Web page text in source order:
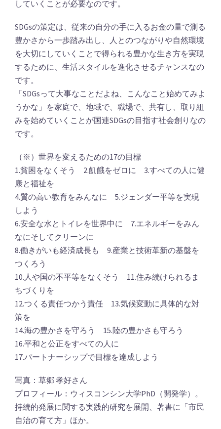
していくことが必要なのです。
SDGsの策定は、従来の自分の手に入るお金の量で測る
豊かさから一歩踏み出し、人とのつながりや自然環境
を大切にしていくことで得られる豊かな生き方を実現
するために、生活スタイルを進化させるチャンスなの
です。
「SDGsって大事なことだよね、こんなこと始めてみよ
うかな」を家庭で、地域で、職場で、共有し、取り組
みを始めていくことが国連SDGsの目指す社会創りなの
です。
（※）世界を変えるための17の目標
1.貧困をなくそう 2.飢餓をゼロに 3.すべての人に健
康と福祉を
4.質の高い教育をみんなに 5.ジェンダー平等を実現
しよう
6.安全な水とトイレを世界中に 7.エネルギーをみん
なにそしてクリーンに
8.働きがいも経済成長も 9.産業と技術革新の基盤を
つくろう
10.人や国の不平等をなくそう 11.住み続けられるま
ちづくりを
12.つくる責任つかう責任 13.気候変動に具体的な対
策を
14.海の豊かさを守ろう 15.陸の豊かさも守ろう
16.平和と公正をすべての人に
17.パートナーシップで目標を達成しよう
写真：草郷 孝好さん
プロフィール：ウィスコンシン大学PhD（開発学）。
持続的発展に関する実践的研究を展開、著書に「市民
自治の育て方」ほか。